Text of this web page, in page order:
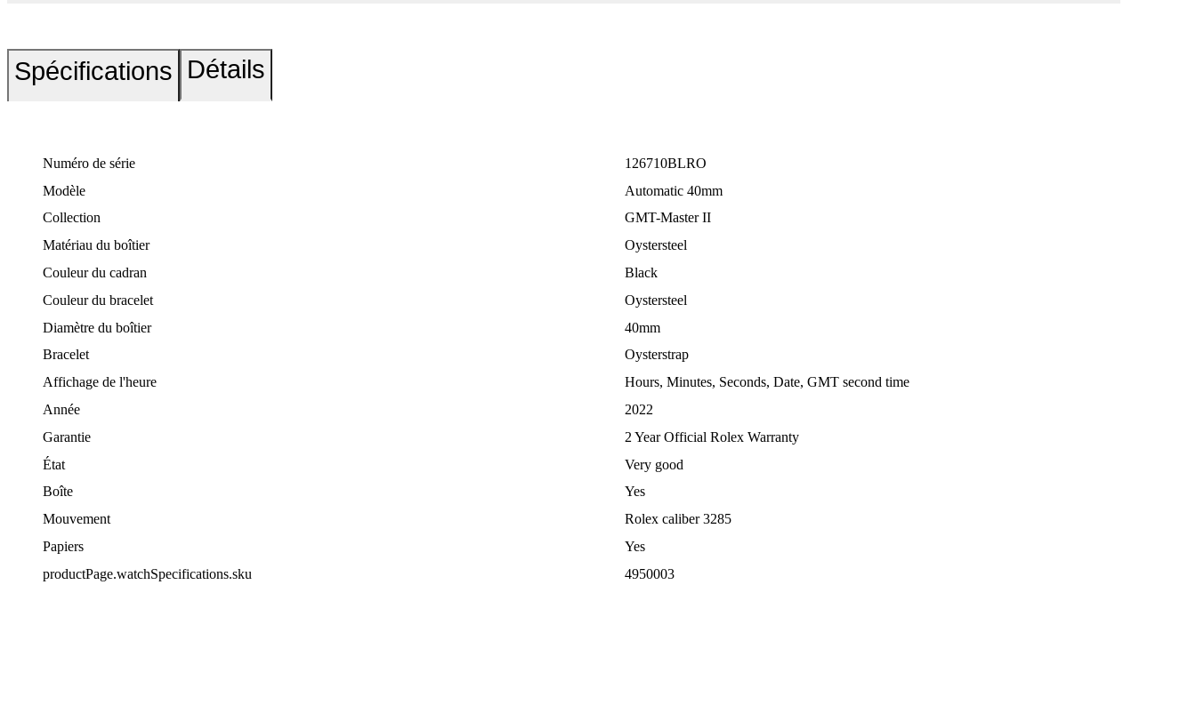
Spécifications Détails
Numéro de série
126710BLRO
Modèle
Automatic 40mm
Collection
GMT-Master II
Matériau du boîtier
Oystersteel
Couleur du cadran
Black
Couleur du bracelet
Oystersteel
Diamètre du boîtier
40mm
Bracelet
Oysterstrap
Affichage de l'heure
Hours, Minutes, Seconds, Date, GMT second time
Année
2022
Garantie
2 Year Official Rolex Warranty
État
Very good
Boîte
Yes
Mouvement
Rolex caliber 3285
Papiers
Yes
productPage.watchSpecifications.sku
4950003